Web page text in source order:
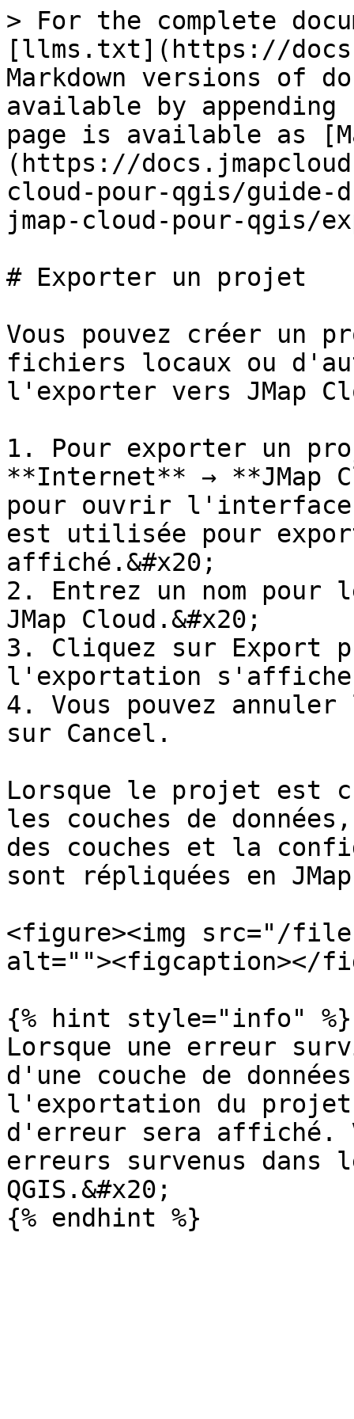
> For the complete
[llms.txt](https://
Markdown versions of
available by
page is available as
(https://
cloud-pour-qgis/
jmap-cloud-pour-qgis/
# Exporter un projet
Vous pouvez créer un
fichiers locaux ou
l'exporter vers JMap
1. Pour exporter un
**Internet** → **JMap
pour ouvrir
est utilisée pour
affiché.&#x20;
2. Entrez un nom
JMap Cloud.&#x20;
3. Cliquez sur Export
l'exportation
4. Vous pouvez
sur Cancel.
Lorsque le projet est
les couches de
des couches et la
sont répliquées en
<figure><img src="/files/
alt=""><figcaption></
{% hint style="info" %}
Lorsque une erreur
d'une couche de
l'exportation du projet
d'erreur sera affiché.
erreurs survenus dans
QGIS.&#x20;